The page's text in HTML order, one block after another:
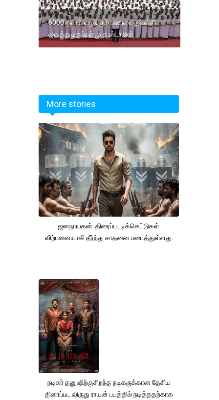
6000 ரூபாய் வழங்கும் பணியைதுவக்கி
வைத்தமுதல்வர் மு.க.ஸ்டாலின்.
More stories
ஜனநாயகன். திரைப்படடிக்கெட்டுகள்
விற்பனையாகி தீர்ந்து சாதனை படைத்துள்ளது.
நடிகர் தனுஷிற்குசிறந்த நடிகருக்கான தேசிய
திரைப்பட விருது ராயன் படத்தில் நடித்ததற்காக